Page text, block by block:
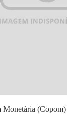
Monetária